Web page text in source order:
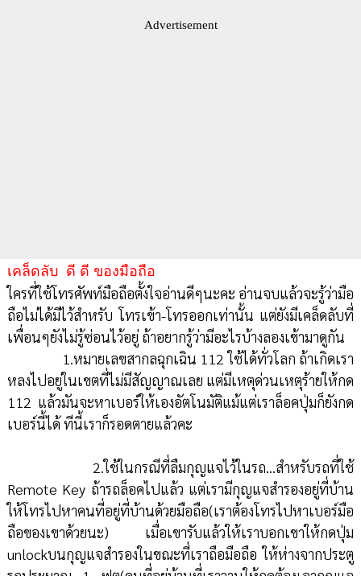
Advertisement
เคล็ดลับ ดี ดี ของมือถือ
ใครที่ใช้โทรศัพท์มือถือตั้งใจอ่านดีๆนะคะ อ่านจบแล้วจะรู้ว่ามือ
ถือไม่ได้มีไว้สำหรับ โทรเข้า-โทรออกเท่านั้น แต่ยังมีเคล็ดลับที่
เพื่อนๆยังไม่รู้ซ่อนไว้อยู่ ถ้าอยากรู้ว่ามีอะไรบ้างลองเข้ามาดูกัน
1.หมายเลขสากลฉุกเฉิน 112 ใช้ได้ทั่วโลก ถ้าเกิดเรา
หลงไปอยู่ในเขตที่ไม่มีสัญญาณเลย แต่มีเหตุด่วนเหตุร้ายให้กด
112 แล้วมันจะหาเบอร์ให้เองอัตโนมัติแม้แต่เราล็อคปุ่มก็ยังกด
เบอร์นี้ได้ ทีนี้เราก็รอดตายแล้วคะ
2.ใช้ในกรณีที่ลืมกุญแจไว้ในรถ...สำหรับรถที่ใช้
Remote Key ถ้ารถล็อคไปแล้ว แต่เรามีกุญแจสำรองอยู่ที่บ้าน
ให้โทรไปหาคนที่อยู่ที่บ้านด้วยมือถือ(เราต้องโทรไปหาเบอร์มือ
ถือของเขาด้วยนะ) เมื่อเขารับแล้วให้เราบอกเขาให้กดปุ่ม
unlockบนกุญแจสำรองในขณะที่เราถือมือถือ ให้ห่างจากประตู